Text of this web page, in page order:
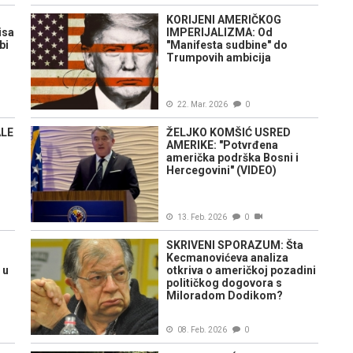
KORIJENI AMERIČKOG
IMPERIJALIZMA: Od
"Manifesta sudbine" do
Trumpovih ambicija
22. Mar. 2026 0
ŽELJKO KOMŠIĆ USRED
AMERIKE: "Potvrđena
američka podrška Bosni i
Hercegovini" (VIDEO)
13. Feb. 2026 0
SKRIVENI SPORAZUM: Šta
Kecmanovićeva analiza
otkriva o američkoj pozadini
političkog dogovora s
Miloradom Dodikom?
08. Feb. 2026 0